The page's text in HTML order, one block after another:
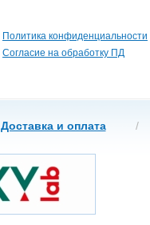
Политика конфиденциальности
Согласие на обработку ПД
Доставка и оплата /